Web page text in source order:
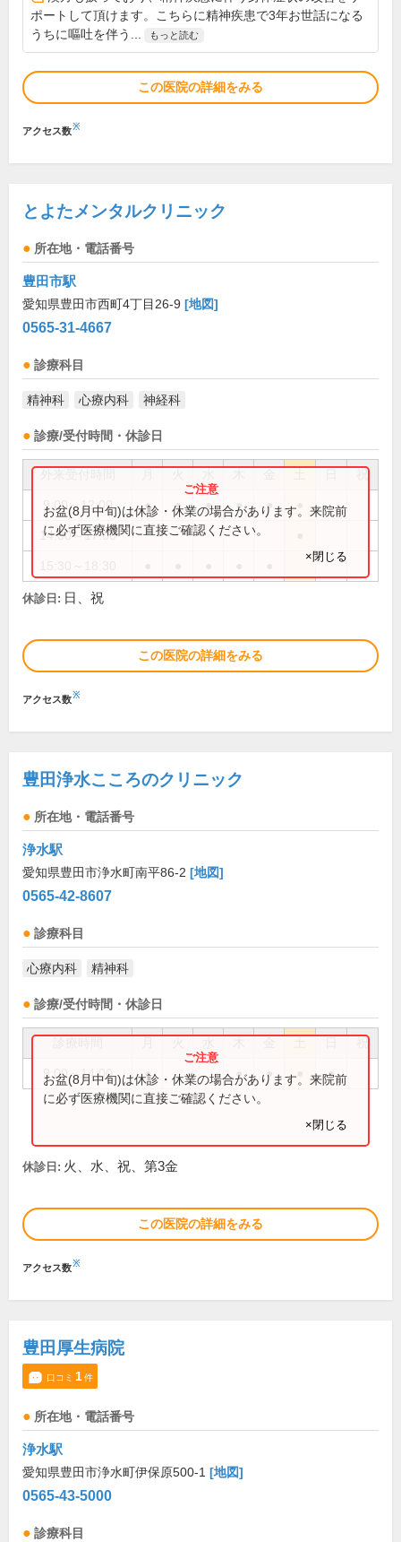
ポートして頂けます。こちらに精神疾患で3年お世話になる
うちに嘔吐を伴う...
もっと読む
この医院の詳細をみる
アクセス数※
とよたメンタルクリニック
所在地・電話番号
豊田市駅
愛知県豊田市西町4丁目26-9 [地図]
0565-31-4667
診療科目
精神科 心療内科 神経科
診療/受付時間・休診日
祝
9:00～12:00 ● ● ● ● ●
14:00～17:00
お盆(8月中旬)は休診・休業の場合があります。来院前
に必ず医療機関に直接ご確認ください。
×閉じる
休診日: 日、祝
この医院の詳細をみる
アクセス数※
豊田浄水こころのクリニック
所在地・電話番号
浄水駅
愛知県豊田市浄水町南平86-2 [地図]
0565-42-8607
診療科目
心療内科 精神科
診療/受付時間・休診日
祝
9:00～14:00 ● ● ● ●
お盆(8月中旬)は休診・休業の場合があります。来院前
に必ず医療機関に直接ご確認ください。
×閉じる
休診日: 火、水、祝、第3金
この医院の詳細をみる
アクセス数※
豊田厚生病院
口コミ 1件
所在地・電話番号
浄水駅
愛知県豊田市浄水町伊保原500-1 [地図]
0565-43-5000
診療科目